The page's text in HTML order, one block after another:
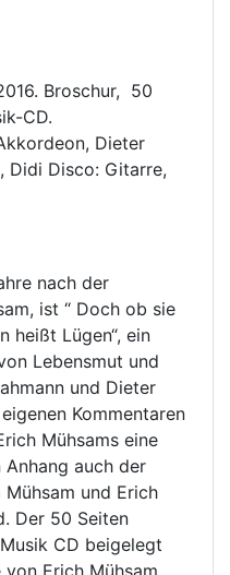
Broschur, 50
CD.
Dieter
Didi Disco: Gitarre,
nach der
ist “ Doch ob sie
heißt Lügen“, ein
Lebensmut und
und Dieter
Kommentaren
Mühsams eine
Anhang auch der
und Erich
Der 50 Seiten
CD beigelegt
Erich Mühsam